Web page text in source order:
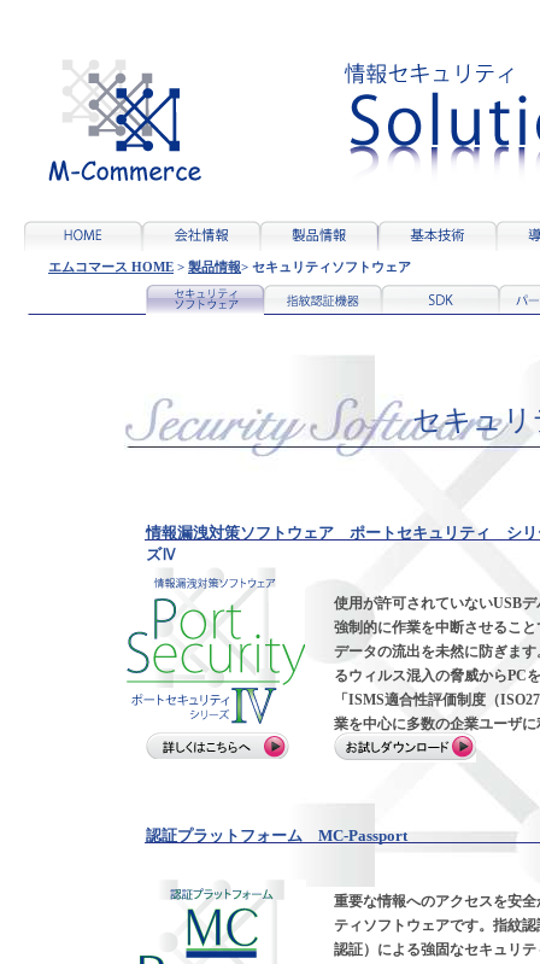
重要な情報へのアクセスを安
ティソフトウェアです。指紋
認証）による強固なセキュリ
使用が許可されていないUSB
強制的に作業を中断させるこ
データの流出を未然に防ぎま
るウィルス混入の脅威からPC
「ISMS適合性評価制度（
業を中心に多数の企業ユーザ
エムコマース HOME > 製品情報> セキュリティソフトウェア
セキュ
情報漏洩対策ソフトウェア ポートセキュリティ シリ
ズⅣ
認証プラットフォーム MC-Passport